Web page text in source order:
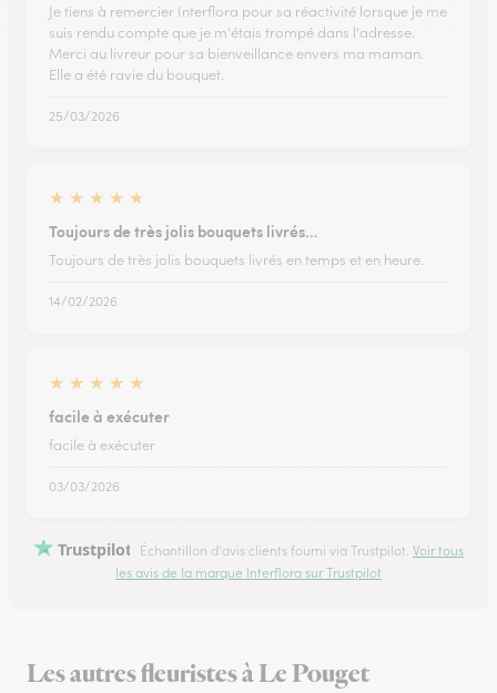
Je tiens à remercier Interflora pour sa réactivité lorsque je me
suis rendu compte que je m'étais trompé dans l'adresse.
Merci au livreur pour sa bienveillance envers ma maman.
Elle a été ravie du bouquet.
25/03/2026
★ ★ ★ ★ ★
Toujours de très jolis bouquets livrés…
Toujours de très jolis bouquets livrés en temps et en heure.
14/02/2026
★ ★ ★ ★ ★
facile à exécuter
facile à exécuter
03/03/2026
Trustpilot Échantillon d'avis clients fourni via Trustpilot. Voir tous
les avis de la marque Interflora sur Trustpilot
Les autres fleuristes à Le Pouget